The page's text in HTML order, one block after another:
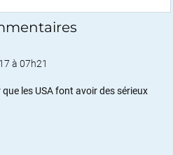
à 07h21
les USA font avoir des sérieux